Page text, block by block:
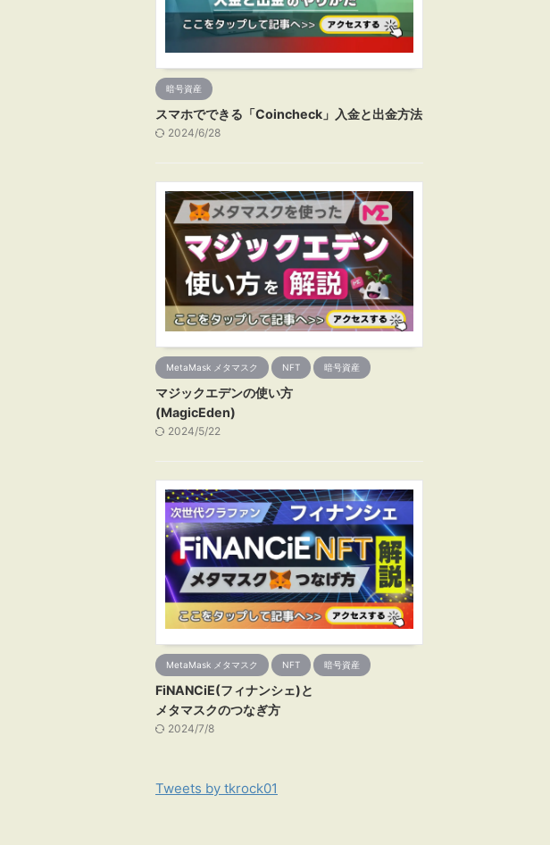
暗号資産
スマホでできる「Coincheck」入金と出金方法
2024/6/28
MetaMask メタマスク NFT 暗号資産
マジックエデンの使い方
(MagicEden)
2024/5/22
MetaMask メタマスク NFT 暗号資産
FiNANCiE(フィナンシェ)と
メタマスクのつなぎ方
2024/7/8
Tweets by tkrock01